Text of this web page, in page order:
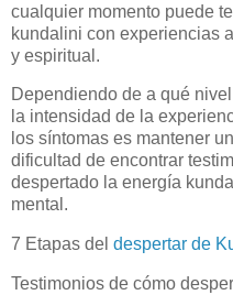
cualquier momento puede
kundalini con experiencias
y espiritual.
Dependiendo de a qué
la intensidad de la
los síntomas es mantener
dificultad de encontrar
despertado la energía
mental.
7 Etapas del despertar de
Testimonios de cómo